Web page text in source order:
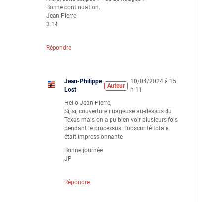
Bonne continuation.
Jean-Pierre
3.14
Répondre
Jean-Philippe
Lost
Auteur
10/04/2024 à 15
h 11
Hello Jean-Pierre,
Si, si, couverture nuageuse au-dessus du
Texas mais on a pu bien voir plusieurs fois
pendant le processus. L’obscurité totale
était impressionnante
Bonne journée
JP
Répondre